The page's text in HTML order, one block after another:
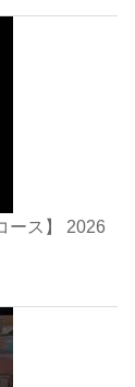
ース】 2026